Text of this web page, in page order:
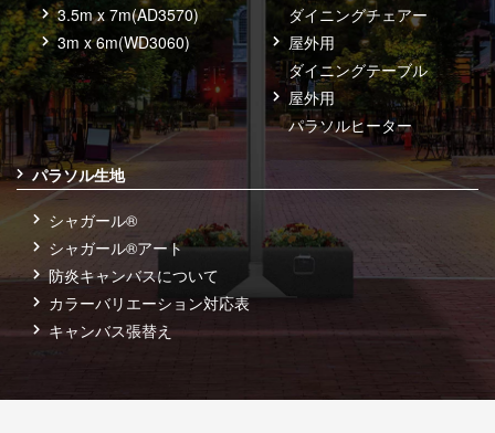
3.5m x 7m(AD3570)
3m x 6m(WD3060)
ダイニングチェアー
屋外用
ダイニングテーブル
屋外用
パラソルヒーター
パラソル生地
シャガール®
シャガール®アート
防炎キャンバスについて
カラーバリエーション対応表
キャンバス張替え